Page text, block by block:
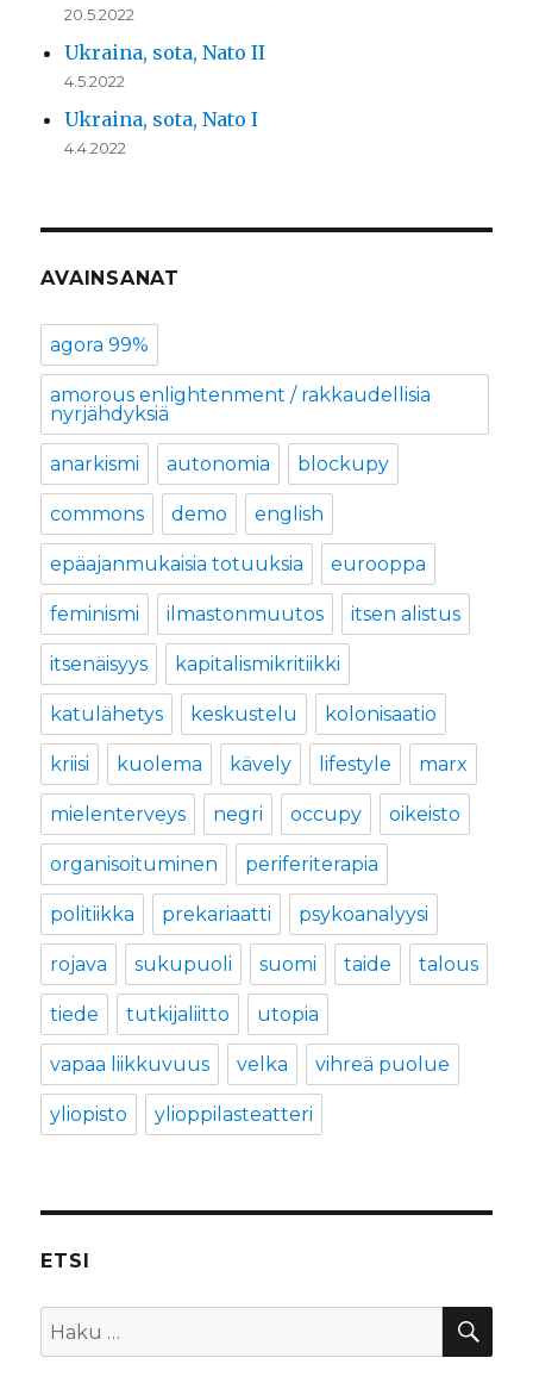
20.5.2022
Ukraina, sota, Nato II
4.5.2022
Ukraina, sota, Nato I
4.4.2022
AVAINSANAT
agora 99%
amorous enlightenment / rakkaudellisia
nyrjähdyksiä
anarkismi autonomia blockupy
commons demo english
epäajanmukaisia totuuksia eurooppa
feminismi ilmastonmuutos itsen alistus
itsenäisyys kapitalismikritiikki
katulähetys keskustelu kolonisaatio
kriisi kuolema kävely lifestyle marx
mielenterveys negri occupy oikeisto
organisoituminen periferiterapia
politiikka prekariaatti psykoanalyysi
rojava sukupuoli suomi taide talous
tiede tutkijaliitto utopia
vapaa liikkuvuus velka vihreä puolue
yliopisto ylioppilasteatteri
ETSI
Etsi: